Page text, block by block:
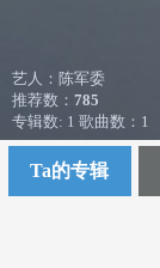
艺人：陈军委
推荐数： 785
专辑数: 1 歌曲数：1
Ta的专辑